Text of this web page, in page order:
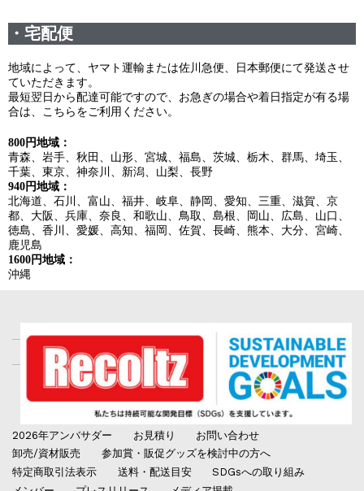
・宅配便
地域によって、ヤマト運輸または佐川急便、日本郵便にて発送させ
ていただきます。
最短翌日から配達可能ですので、お急ぎの場合や着日指定が有る場
合は、こちらをご利用ください。
800円地域：
青森、岩手、秋田、山形、宮城、福島、茨城、栃木、群馬、埼玉、
千葉、東京、神奈川、新潟、山梨、長野
940円地域：
北海道、石川、富山、福井、岐阜、静岡、愛知、三重、滋賀、京
都、大阪、兵庫、奈良、和歌山、鳥取、島根、岡山、広島、山口、
徳島、香川、愛媛、高知、福岡、佐賀、長崎、熊本、大分、宮崎、
鹿児島
1600円地域：
沖縄
2026年アンバサダー お見積り
お問い合わせ
卸売/資材販売
参加賞・販促グッズを検討中の方へ
特定商取引法表示
送料・配送目安
SDGsへの取り組み